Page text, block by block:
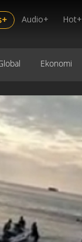
Audio+ Hot+
Ekonomi